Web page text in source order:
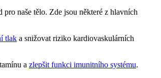
naše tělo. Zde jsou některé z hlavních
tlak a snižovat riziko kardiovaskulárních
a zlepšit funkci imunitního systému.